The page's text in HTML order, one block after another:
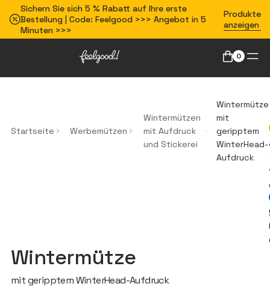
Sichern Sie sich 5 % Rabatt auf Ihre erste
Bestellung | Code: Feelgood >>> Angebot in 5
Minuten >>>
Produkte
anzeigen
0
Startseite Werbemützen
Wintermützen
mit Aufdruck
und Stickerei
Wintermütze
mit
geripptem
WinterHead-
Aufdruck
Wintermütze
mit geripptem WinterHead-Aufdruck